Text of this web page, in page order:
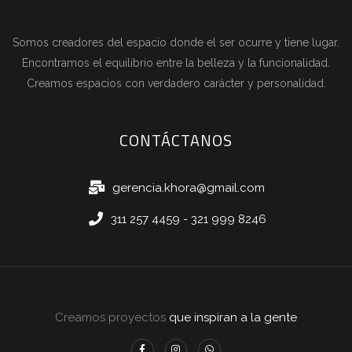
Somos creadores del espacio donde el ser ocurre y tiene lugar.
Encontramos el equilibrio entre la belleza y la funcionalidad.
Creamos espacios con verdadero carácter y personalidad.
CONTÁCTANOS
gerencia.khora@gmail.com
311 257 4459 - 321 999 8246
Creamos proyectos que inspiran a la gente